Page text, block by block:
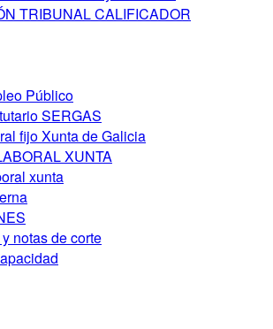
TRIBUNAL CALIFICADOR
Público
SERGAS
fijo Xunta de Galicia
XUNTA
xunta
notas de corte